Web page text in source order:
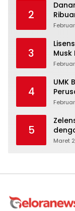
2
3
Musk
4
UMK
5
Maret